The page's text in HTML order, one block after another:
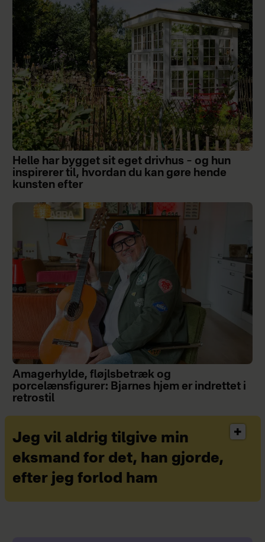
Helle har bygget sit eget drivhus – og hun
inspirerer til, hvordan du kan gøre hende
kunsten efter
Amagerhylde, fløjlsbetræk og
porcelænsfigurer: Bjarnes hjem er indrettet i
retrostil
Jeg vil aldrig tilgive min
eksmand for det, han gjorde,
efter jeg forlod ham